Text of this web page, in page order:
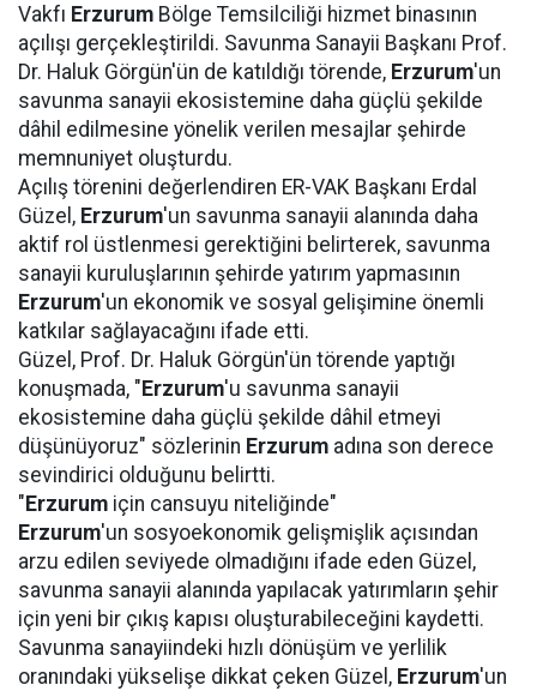
Vakfı Erzurum Bölge Temsilciliği hizmet binasının
açılışı gerçekleştirildi. Savunma Sanayii Başkanı Prof.
Dr. Haluk Görgün'ün de katıldığı törende, Erzurum'un
savunma sanayii ekosistemine daha güçlü şekilde
dâhil edilmesine yönelik verilen mesajlar şehirde
memnuniyet oluşturdu.
Açılış törenini değerlendiren ER-VAK Başkanı Erdal
Güzel, Erzurum'un savunma sanayii alanında daha
aktif rol üstlenmesi gerektiğini belirterek, savunma
sanayii kuruluşlarının şehirde yatırım yapmasının
Erzurum'un ekonomik ve sosyal gelişimine önemli
katkılar sağlayacağını ifade etti.
Güzel, Prof. Dr. Haluk Görgün'ün törende yaptığı
konuşmada, "Erzurum'u savunma sanayii
ekosistemine daha güçlü şekilde dâhil etmeyi
düşünüyoruz" sözlerinin Erzurum adına son derece
sevindirici olduğunu belirtti.
"Erzurum için cansuyu niteliğinde"
Erzurum'un sosyoekonomik gelişmişlik açısından
arzu edilen seviyede olmadığını ifade eden Güzel,
savunma sanayii alanında yapılacak yatırımların şehir
için yeni bir çıkış kapısı oluşturabileceğini kaydetti.
Savunma sanayiindeki hızlı dönüşüm ve yerlilik
oranındaki yükselişe dikkat çeken Güzel, Erzurum'un